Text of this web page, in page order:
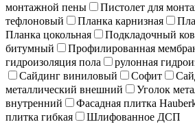
монтажной пены
Пистолет для
тефлоновый
Планка карнизная
Планка цокольная
Подкладочный
битумный
Профилированная
гидроизоляция пола
рулонная
Сайдинг виниловый
Софит
металлический внешний
Уголок
внутренний
Фасадная плитка
плитка гибкая
Шлифованное ДСП